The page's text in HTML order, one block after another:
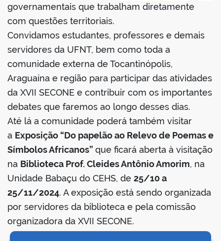
governamentais que trabalham diretamente
com questões territoriais.
Convidamos estudantes, professores e demais
servidores da UFNT, bem como toda a
comunidade externa de Tocantinópolis,
Araguaína e região para participar das atividades
da XVII SECONE e contribuir com os importantes
debates que faremos ao longo desses dias.
Até lá a comunidade poderá também visitar
a Exposição “Do papelão ao Relevo de Poemas e
Símbolos Africanos” que ficará aberta à visitação
na Biblioteca Prof. Cleides Antônio Amorim, na
Unidade Babaçu do CEHS, de 25/10 a
25/11/2024. A exposição está sendo organizada
por servidores da biblioteca e pela comissão
organizadora da XVII SECONE.